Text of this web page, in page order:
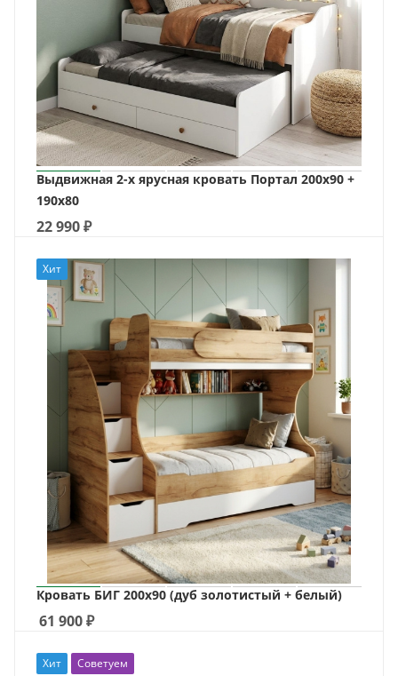
Выдвижная 2-х ярусная кровать Портал 200х90 +
190х80
22 990₽
Хит
Кровать БИГ 200х90 (дуб золотистый + белый)
61 900₽
Хит Советуем